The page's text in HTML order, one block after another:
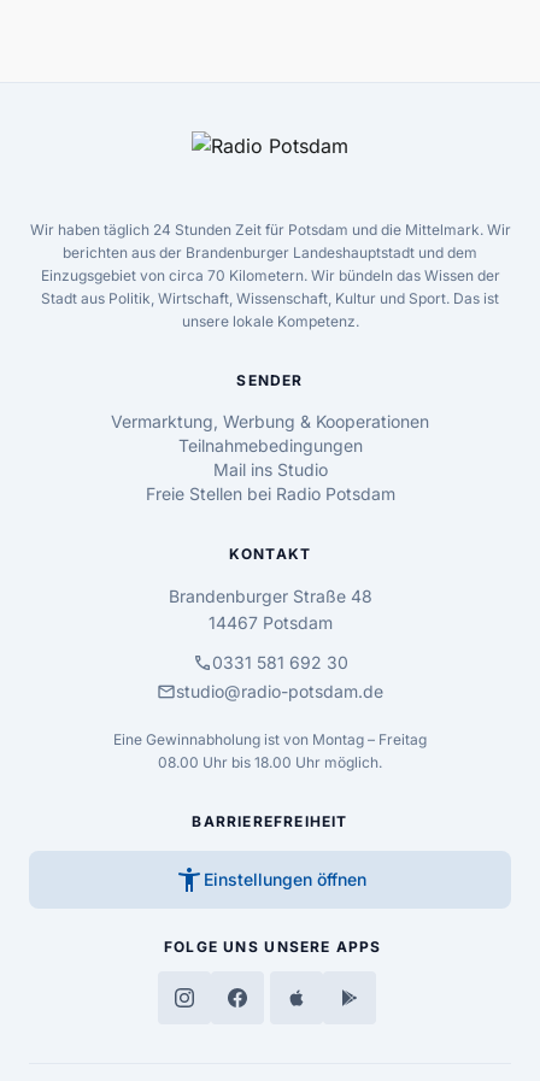
Wir haben täglich 24 Stunden Zeit für Potsdam und die Mittelmark. Wir
berichten aus der Brandenburger Landeshauptstadt und dem
Einzugsgebiet von circa 70 Kilometern. Wir bündeln das Wissen der
Stadt aus Politik, Wirtschaft, Wissenschaft, Kultur und Sport. Das ist
unsere lokale Kompetenz.
SENDER
Vermarktung, Werbung & Kooperationen
Teilnahmebedingungen
Mail ins Studio
Freie Stellen bei Radio Potsdam
KONTAKT
Brandenburger Straße 48
14467 Potsdam
call0331 581 692 30
mailstudio@radio-potsdam.de
Eine Gewinnabholung ist von Montag – Freitag
08.00 Uhr bis 18.00 Uhr möglich.
BARRIEREFREIHEIT
accessibility_new Einstellungen öffnen
FOLGE UNS UNSERE APPS